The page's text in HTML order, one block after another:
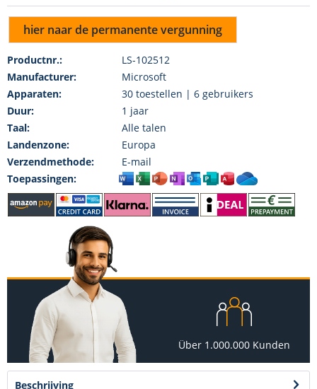
hier naar de permanente vergunning
Productnr.:
LS-102512
Manufacturer:
Microsoft
Apparaten:
30 toestellen | 6 gebruikers
Duur:
1 jaar
Taal:
Alle talen
Landenzone:
Europa
Verzendmethode:
E-mail
Toepassingen:
Über 1.000.000 Kunden
Beschrijving